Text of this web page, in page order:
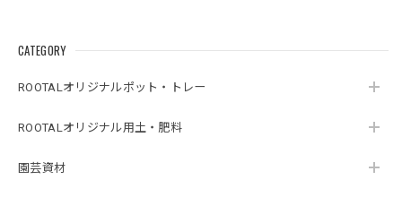
CATEGORY
ROOTALオリジナルポット・トレー
ROOTALオリジナル用土・肥料
園芸資材